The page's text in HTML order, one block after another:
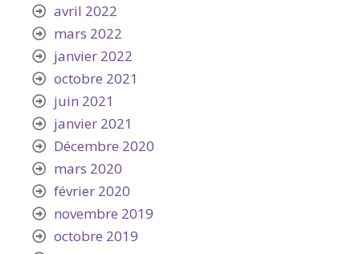
avril 2022
mars 2022
janvier 2022
octobre 2021
juin 2021
janvier 2021
Décembre 2020
mars 2020
février 2020
novembre 2019
octobre 2019